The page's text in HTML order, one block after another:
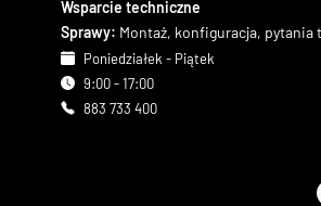
Wsparcie techniczne
Sprawy: Montaż, konfiguracja, pytania
Poniedziałek - Piątek
9:00 - 17:00
883 733 400